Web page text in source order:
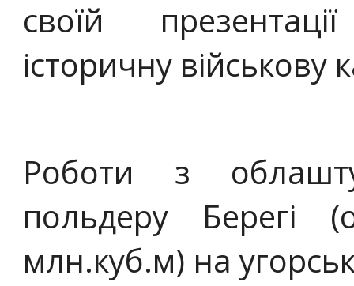
своїй
історичну військову
Роботи з
польдеру Берегі
млн.куб.м) на